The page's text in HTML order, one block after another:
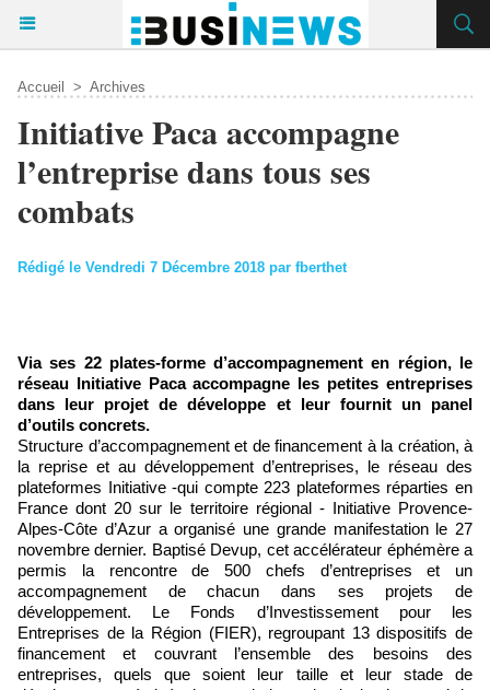
Accueil > Archives
Initiative Paca accompagne
l’entreprise dans tous ses
combats
Rédigé le Vendredi 7 Décembre 2018 par fberthet
Via ses 22 plates-forme d’accompagnement en région, le
réseau Initiative Paca accompagne les petites entreprises
dans leur projet de développe et leur fournit un panel
d’outils concrets.
Structure d’accompagnement et de financement à la création, à
la reprise et au développement d’entreprises, le réseau des
plateformes Initiative -qui compte 223 plateformes réparties en
France dont 20 sur le territoire régional - Initiative Provence-
Alpes-Côte d’Azur a organisé une grande manifestation le 27
novembre dernier. Baptisé Devup, cet accélérateur éphémère a
permis la rencontre de 500 chefs d’entreprises et un
accompagnement de chacun dans ses projets de
développement. Le Fonds d’Investissement pour les
Entreprises de la Région (FIER), regroupant 13 dispositifs de
financement et couvrant l’ensemble des besoins des
entreprises, quels que soient leur taille et leur stade de